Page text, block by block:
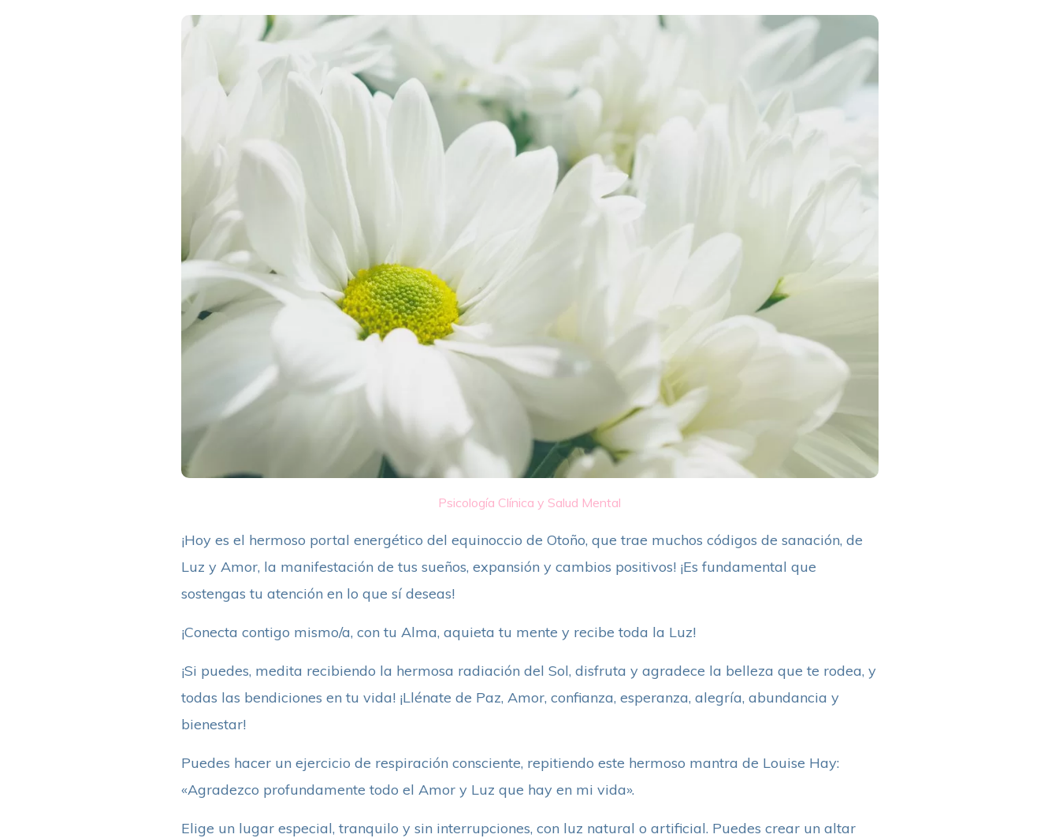
Psicología Clínica y Salud Mental
¡Hoy es el hermoso portal energético del equinoccio de Otoño, que trae muchos códigos de sanación, de
Luz y Amor, la manifestación de tus sueños, expansión y cambios positivos! ¡Es fundamental que
sostengas tu atención en lo que sí deseas!
¡Conecta contigo mismo/a, con tu Alma, aquieta tu mente y recibe toda la Luz!
¡Si puedes, medita recibiendo la hermosa radiación del Sol, disfruta y agradece la belleza que te rodea, y
todas las bendiciones en tu vida! ¡Llénate de Paz, Amor, confianza, esperanza, alegría, abundancia y
bienestar!
Puedes hacer un ejercicio de respiración consciente, repitiendo este hermoso mantra de Louise Hay:
«Agradezco profundamente todo el Amor y Luz que hay en mi vida».
Elige un lugar especial, tranquilo y sin interrupciones, con luz natural o artificial. Puedes crear un altar